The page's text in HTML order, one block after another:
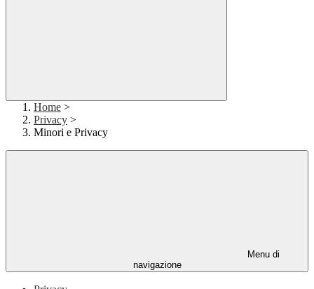
Home >
Privacy >
Minori e Privacy
Menu di
navigazione